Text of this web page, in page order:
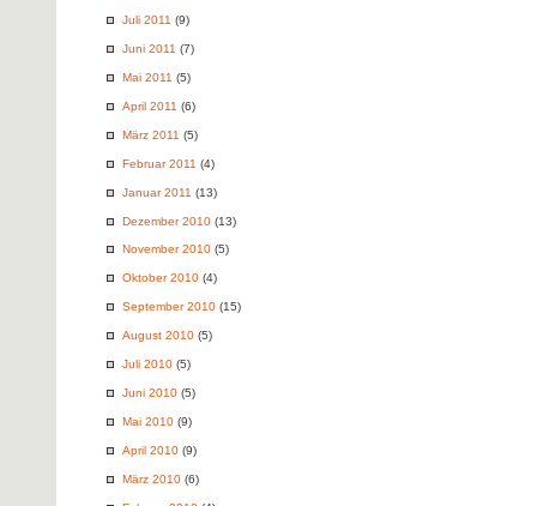
Juli 2011 (9)
Juni 2011 (7)
Mai 2011 (5)
April 2011 (6)
März 2011 (5)
Februar 2011 (4)
Januar 2011 (13)
Dezember 2010 (13)
November 2010 (5)
Oktober 2010 (4)
September 2010 (15)
August 2010 (5)
Juli 2010 (5)
Juni 2010 (5)
Mai 2010 (9)
April 2010 (9)
März 2010 (6)